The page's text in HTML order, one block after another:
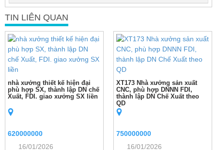
TIN LIÊN QUAN
nhà xưởng thiết kế hiện đại
phù hợp SX, thành lập DN chế
Xuất, FDI. giao xưởng SX liền
620000000
16/01/2026
XT173 Nhà xưởng sản xuất
CNC, phù hợp DNNN FDI,
thành lập DN Chế Xuất theo
QD
750000000
16/01/2026